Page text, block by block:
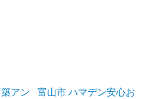
アン
富山市 ハマデン安心お